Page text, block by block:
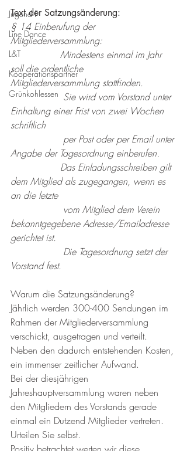
Jugend F
Line Dance
L&T
Kooperationspartner
Grünkohlessen
Text der Satzungsänderung:
§ 14 Einberufung der
Mitgliederversammlung:
                 Mindestens einmal im Jahr
soll die ordentliche
Mitgliederversammlung stattfinden.
                  Sie wird vom Vorstand unter
Einhaltung einer Frist von zwei Wochen
schriftlich
Angabe der Tagesordnung einberufen.
dem Mitglied als zugegangen, wenn es
an die letzte
bekanntgegebene Adresse/Emailadresse
gerichtet ist.
Vorstand fest.
Warum die Satzungsänderung?
Jährlich werden 300-400 Sendungen im
Rahmen der Mitgliederversammlung
verschickt, ausgetragen und verteilt.
Neben den dadurch entstehenden Kosten,
ein immenser zeitlicher Aufwand.
Bei der diesjährigen
Jahreshauptversammlung waren neben
den Mitgliedern des Vorstands gerade
einmal ein Dutzend Mitglieder vertreten.
Urteilen Sie selbst.
Positiv betrachtet werten wir diese